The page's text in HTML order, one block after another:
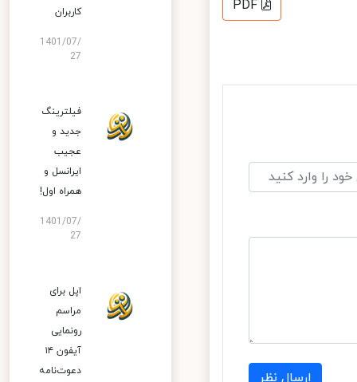
PDF
ارسال نظر
کاربران
1401/07/
27
فیلترینگ
جدید و
عجیب
ایرانسل و
همراه اول!
1401/07/
27
اپل برای
مراسم
رونمایی
آیفون ۱۴
دعوت‌نامه